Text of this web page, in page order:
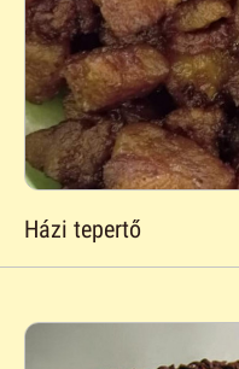
Házi tepertő